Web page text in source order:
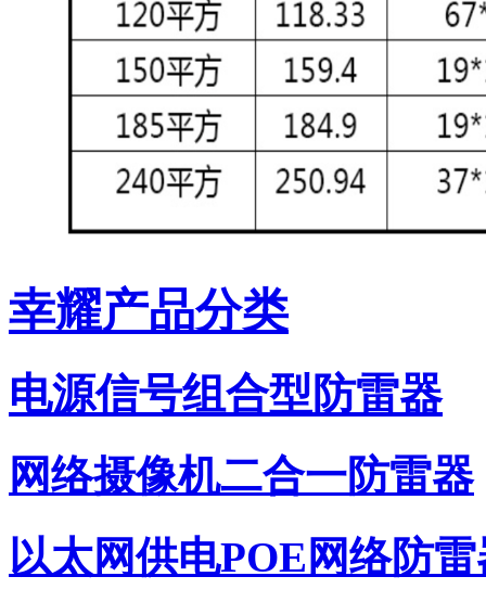
幸耀产品分类
电源信号组合型防雷器
网络摄像机二合一防雷器
以太网供电POE网络防